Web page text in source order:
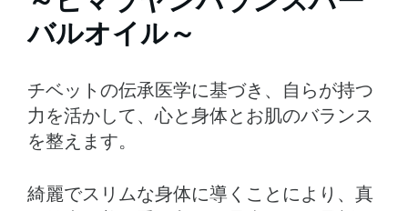
バルオイル～
チベットの伝承医学に基づき、自らが持つ
力を活かして、心と身体とお肌のバランス
を整えます。
綺麗でスリムな身体に導くことにより、真